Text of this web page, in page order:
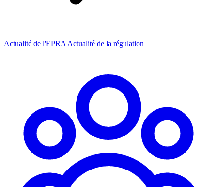
Actualité de l'EPRA Actualité de la régulation